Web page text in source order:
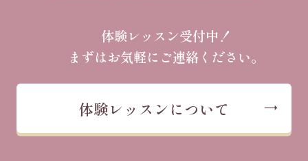
体験レッスン受付中！
まずはお気軽にご連絡ください。
体験レッスンについて